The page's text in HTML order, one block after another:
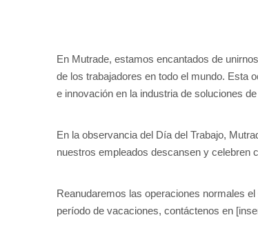
En Mutrade, estamos encantados de
de los trabajadores en todo el mundo. Esta
e innovación en la industria de soluciones
En la observancia del Día del Trabajo,
nuestros empleados descansen y celebren
Reanudaremos las operaciones normales
período de vacaciones, contáctenos en